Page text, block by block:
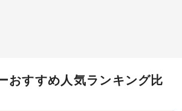
おすすめ人気ランキング比